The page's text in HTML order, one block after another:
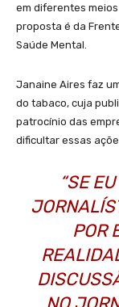
em diferentes
proposta é da
Saúde Mental.
Janaine Aires faz
do tabaco, cuja
patrocínio das
dificultar essas
“SE
POR